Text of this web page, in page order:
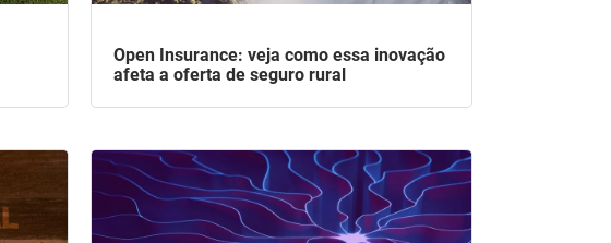
Open Insurance: veja como essa inovação
afeta a oferta de seguro rural